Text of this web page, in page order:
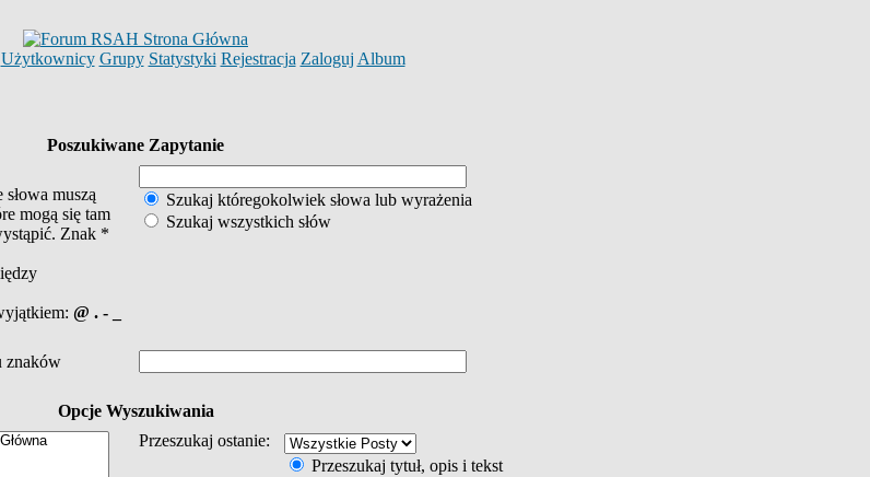
Użytkownicy Grupy Statystyki Rejestracja Zaloguj Album
Poszukiwane Zapytanie
muszą
mogą się tam
Znak *
@ . - _
Szukaj któregokolwiek słowa lub wyrażenia
Szukaj wszystkich słów
znaków
Opcje Wyszukiwania
Przeszukaj ostanie:
Przeszukaj tytuł, opis i tekst